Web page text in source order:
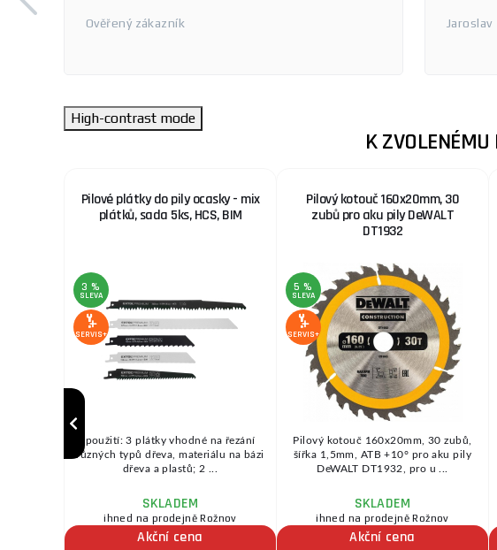
Ověřený zákazník Jaroslav
High-contrast mode
K
Pilové plátky do pily ocasky - mix
plátků, sada 5ks, HCS, BIM
3 %
SLEVA
SERVIS+
použití: 3 plátky vhodné na řezání
různých typů dřeva, materiálu na bázi
dřeva a plastů; 2 ...
SKLADEM
ihned na prodejně Rožnov
Akční cena
Pilový kotouč 160x20mm, 30
zubů pro aku pily DeWALT
DT1932
5 %
SLEVA
SERVIS+
Pilový kotouč 160x20mm, 30 zubů,
šířka 1,5mm, ATB +10° pro aku pily
DeWALT DT1932, pro u ...
SKLADEM
ihned na prodejně Rožnov
Akční cena